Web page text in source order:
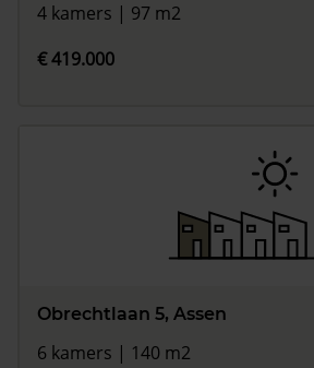
4 kamers | 97 m2
€ 419.000
Obrechtlaan 5, Assen
6 kamers | 140 m2